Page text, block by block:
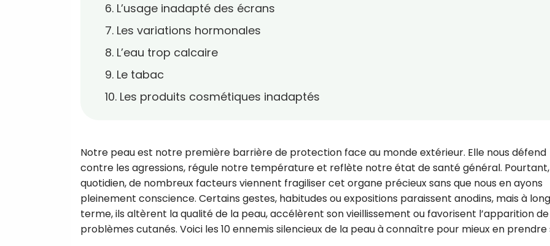
6. L’usage inadapté des écrans
7. Les variations hormonales
8. L’eau trop calcaire
9. Le tabac
10. Les produits cosmétiques inadaptés
Notre peau est notre première barrière de protection face au monde extérieur. Elle nous défend
contre les agressions, régule notre température et reflète notre état de santé général.
quotidien, de nombreux facteurs viennent fragiliser cet organe précieux sans que nous en ayons
pleinement conscience. Certains gestes, habitudes ou expositions paraissent anodins, mais à long
terme, ils altèrent la qualité de la peau, accélèrent son vieillissement ou favorisent l’apparition de
problèmes cutanés. Voici les 10 ennemis silencieux de la peau à connaître pour mieux en prendre